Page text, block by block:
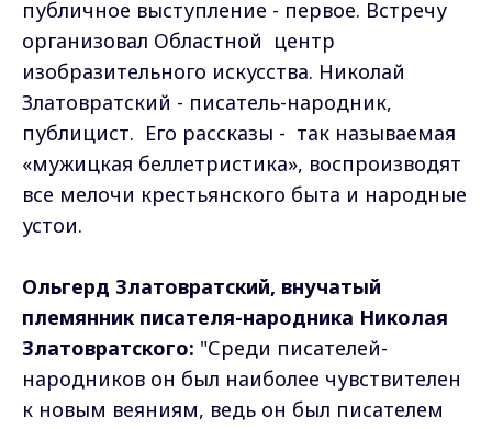
публичное выступление - первое. Встречу
организовал Областной центр
изобразительного искусства. Николай
Златовратский - писатель-народник,
публицист. Его рассказы - так называемая
«мужицкая беллетристика», воспроизводят
все мелочи крестьянского быта и народные
устои.
Ольгерд Златовратский, внучатый
племянник писателя-народника Николая
Златовратского: "Среди писателей-
народников он был наиболее чувствителен
к новым веяниям, ведь он был писателем